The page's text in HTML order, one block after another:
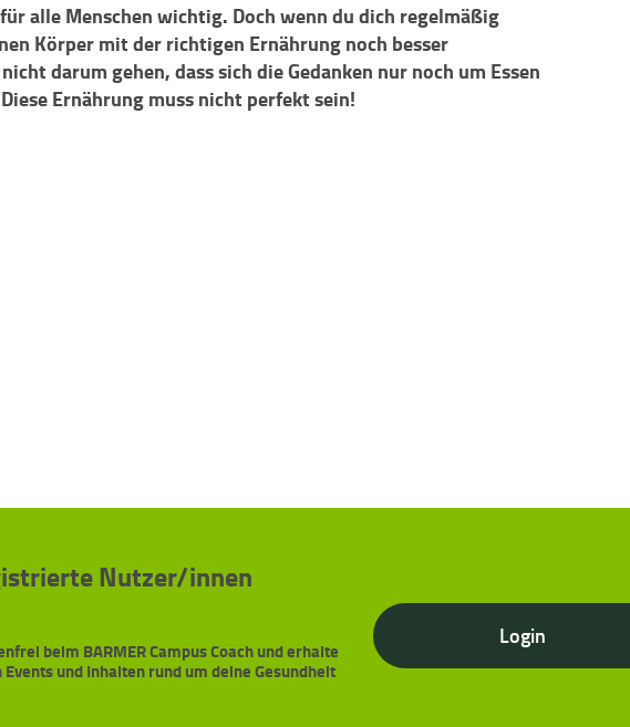
alle Menschen wichtig. Doch wenn du dich regelmäßig
Körper mit der richtigen Ernährung noch besser
darum gehen, dass sich die Gedanken nur noch um Essen
Ernährung muss nicht perfekt sein!
Nutzer/innen
beim BARMER Campus Coach und erhalte
und Inhalten rund um deine Gesundheit
Login